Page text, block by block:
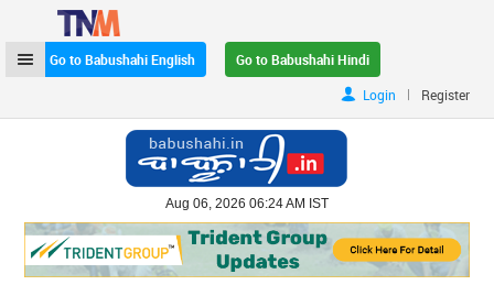
Go to Babushahi English
Go to Babushahi Hindi
Login
| Register
Aug 06, 2026 06:24 AM IST